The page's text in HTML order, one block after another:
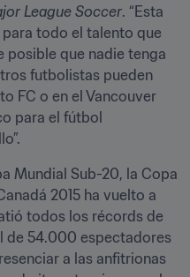
League Soccer. “Esta
todo el talento que
posible que nadie tenga
futbolistas pueden
FC o en el Vancouver
para el fútbol
Mundial Sub-20, la Copa
2015 ha vuelto a
todos los récords de
de 54.000 espectadores
a las anfitrionas